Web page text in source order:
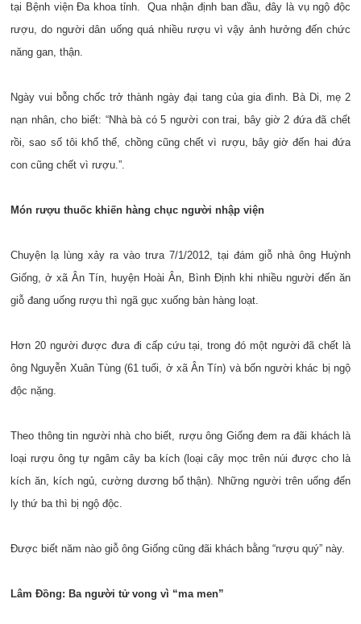
tại Bệnh viện Đa khoa tỉnh. Qua nhận định ban đầu, đây là vụ ngộ độc
rượu, do người dân uống quá nhiều rượu vì vậy ảnh hưởng đến chức
năng gan, thận.
Ngày vui bỗng chốc trở thành ngày đại tang của gia đình. Bà Di, mẹ 2
nạn nhân, cho biết: “Nhà bà có 5 người con trai, bây giờ 2 đứa đã chết
rồi, sao số tôi khổ thế, chồng cũng chết vì rượu, bây giờ đến hai đứa
con cũng chết vì rượu.”.
Món rượu thuốc khiến hàng chục người nhập viện
Chuyện lạ lùng xảy ra vào trưa 7/1/2012, tại đám giỗ nhà ông Huỳnh
Giống, ở xã Ân Tín, huyện Hoài Ân, Bình Định khi nhiều người đến ăn
giỗ đang uống rượu thì ngã gục xuống bàn hàng loạt.
Hơn 20 người được đưa đi cấp cứu tại, trong đó một người đã chết là
ông Nguyễn Xuân Tùng (61 tuổi, ở xã Ân Tín) và bốn người khác bị ngộ
độc nặng.
Theo thông tin người nhà cho biết, rượu ông Giống đem ra đãi khách là
loại rượu ông tự ngâm cây ba kích (loại cây mọc trên núi được cho là
kích ăn, kích ngủ, cường dương bổ thận). Những người trên uống đến
ly thứ ba thì bị ngộ độc.
Được biết năm nào giỗ ông Giống cũng đãi khách bằng “rượu quý” này.
Lâm Đồng: Ba người tử vong vì “ma men”